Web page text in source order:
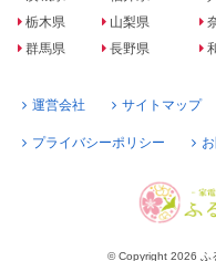
栃木県
群馬県
山梨県
長野県
運営会社 サイトマップ
プライバシーポリシー
© Copyright 2026 ふ